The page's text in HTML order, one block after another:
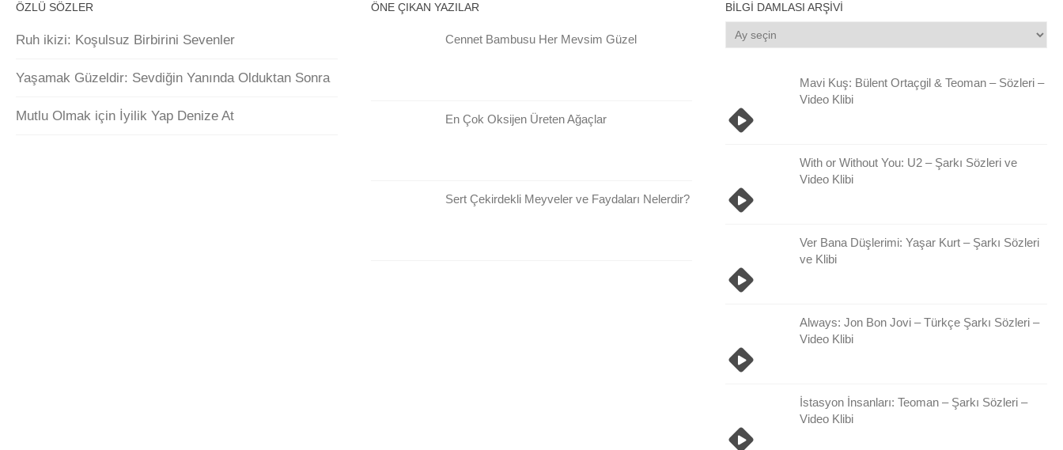
ÖZLÜ SÖZLER
Ruh ikizi: Koşulsuz Birbirini Sevenler
Yaşamak Güzeldir: Sevdiğin Yanında Olduktan Sonra
Mutlu Olmak için İyilik Yap Denize At
ÖNE ÇIKAN YAZILAR
Cennet Bambusu Her Mevsim Güzel
En Çok Oksijen Üreten Ağaçlar
Sert Çekirdekli Meyveler ve Faydaları Nelerdir?
BILGI DAMLASI ARŞIVI
Bilgi
Damlası
Mavi Kuş: Bülent Ortaçgil & Teoman – Sözleri –
Video Klibi
With or Without You: U2 – Şarkı Sözleri ve
Video Klibi
Ver Bana Düşlerimi: Yaşar Kurt – Şarkı Sözleri
ve Klibi
Always: Jon Bon Jovi – Türkçe Şarkı Sözleri –
Video Klibi
İstasyon İnsanları: Teoman – Şarkı Sözleri –
Video Klibi